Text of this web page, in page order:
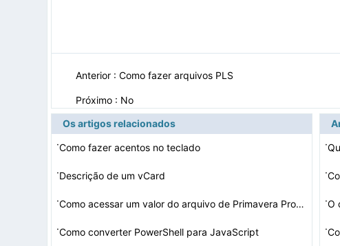
Anterior : Como fazer arquivos PLS
Próximo : No
Os artigos relacionados
·Como fazer acentos no teclado
·Descrição de um vCard
· Como acessar um valor do arquivo de Primavera Proprieda…
·Como converter PowerShell para JavaScript
·
·
·O
·